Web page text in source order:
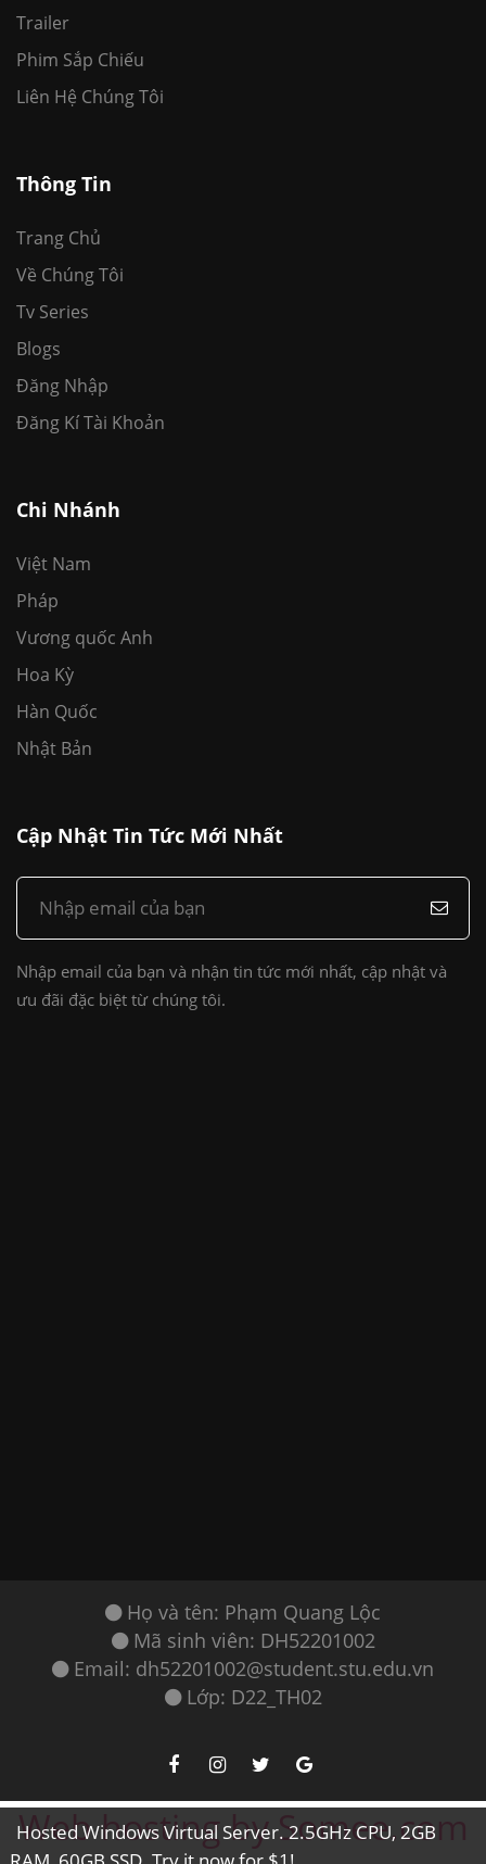
Trailer
Phim Sắp Chiếu
Liên Hệ Chúng Tôi
Thông Tin
Trang Chủ
Về Chúng Tôi
Tv Series
Blogs
Đăng Nhập
Đăng Kí Tài Khoản
Chi Nhánh
Việt Nam
Pháp
Vương quốc Anh
Hoa Kỳ
Hàn Quốc
Nhật Bản
Cập Nhật Tin Tức Mới Nhất
Nhập email của bạn và nhận tin tức mới nhất, cập nhật và
ưu đãi đặc biệt từ chúng tôi.
Họ và tên: Phạm Quang Lộc
Mã sinh viên: DH52201002
Email: dh52201002@student.stu.edu.vn
Lớp: D22_TH02
Web hosting by Somee.com
Hosted Windows Virtual Server. 2.5GHz CPU, 2GB